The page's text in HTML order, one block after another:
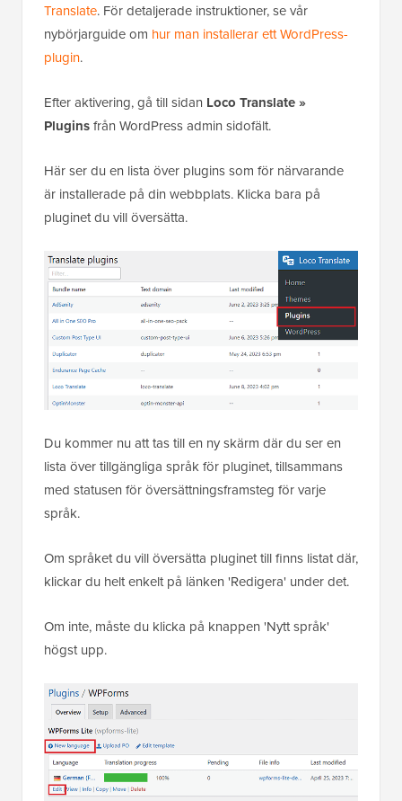
Translate. För detaljerade instruktioner, se vår
nybörjarguide om hur man installerar ett WordPress-
plugin.
Efter aktivering, gå till sidan Loco Translate »
Pluginsfrån WordPress admin sidofält.
Här ser du en lista över plugins som för närvarande
är installerade på din webbplats. Klicka bara på
pluginet du vill översätta.
Du kommer nu att tas till en ny skärm där du ser en
lista över tillgängliga språk för pluginet, tillsammans
med statusen för översättningsframsteg för varje
språk.
Om språket du vill översätta pluginet till finns listat där,
klickar du helt enkelt på länken 'Redigera' under det.
Om inte, måste du klicka på knappen 'Nytt språk'
högst upp.